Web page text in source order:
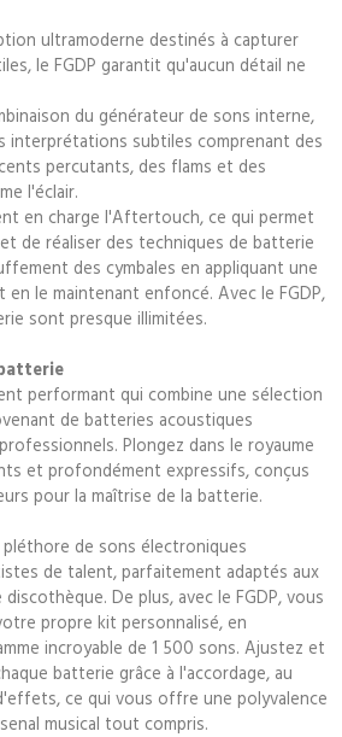
ultramoderne destinés à capturer
le FGDP garantit qu'aucun détail ne
du générateur de sons interne,
interprétations subtiles comprenant des
percutants, des flams et des
l'éclair.
en charge l'Aftertouch, ce qui permet
de réaliser des techniques de batterie
des cymbales en appliquant une
le maintenant enfoncé. Avec le FGDP,
sont presque illimitées.
performant qui combine une sélection
de batteries acoustiques
Plongez dans le royaume
et profondément expressifs, conçus
pour la maîtrise de la batterie.
de sons électroniques
de talent, parfaitement adaptés aux
De plus, avec le FGDP, vous
propre kit personnalisé, en
incroyable de 1 500 sons. Ajustez et
batterie grâce à l'accordage, au
ce qui vous offre une polyvalence
musical tout compris.